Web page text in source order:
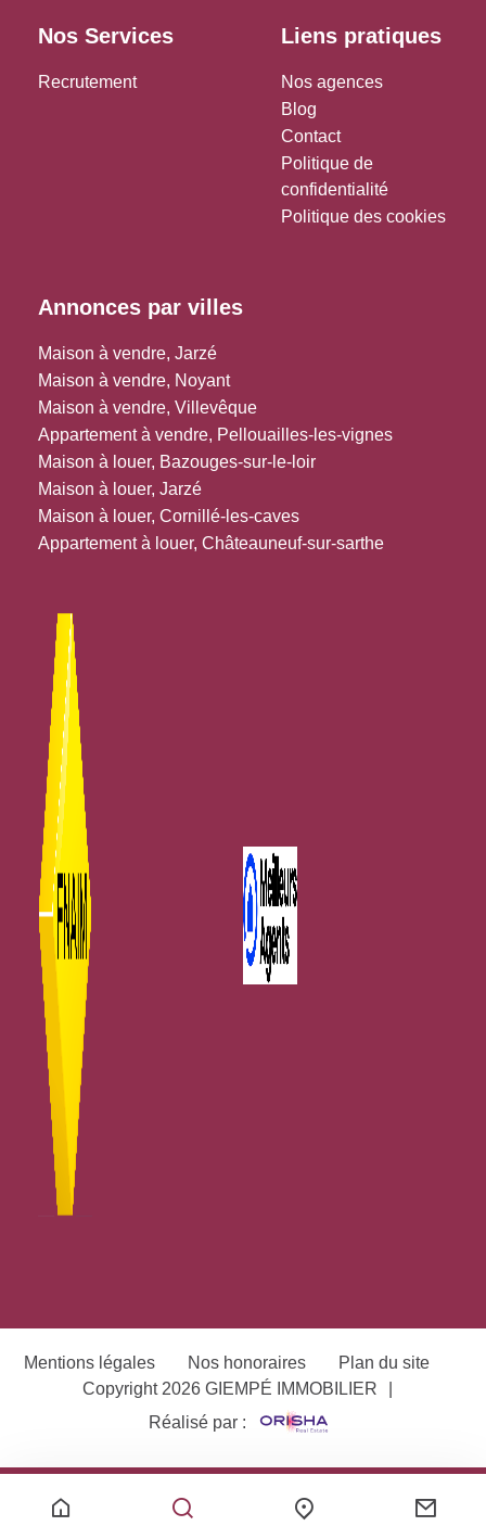
Nos Services
Recrutement
Liens pratiques
Nos agences
Blog
Contact
Politique de
confidentialité
Politique des cookies
Annonces par villes
Maison à vendre, Jarzé
Maison à vendre, Noyant
Maison à vendre, Villevêque
Appartement à vendre, Pellouailles-les-vignes
Maison à louer, Bazouges-sur-le-loir
Maison à louer, Jarzé
Maison à louer, Cornillé-les-caves
Appartement à louer, Châteauneuf-sur-sarthe
Mentions légales Nos honoraires
Plan du site
Copyright 2026 GIEMPÉ IMMOBILIER
Réalisé par :